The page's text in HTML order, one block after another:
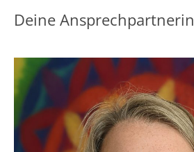
Deine Ansprechpartnerin